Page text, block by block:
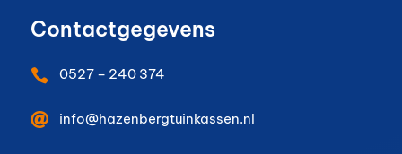
Contactgegevens
 0527 – 240 374
 info@hazenbergtuinkassen.nl